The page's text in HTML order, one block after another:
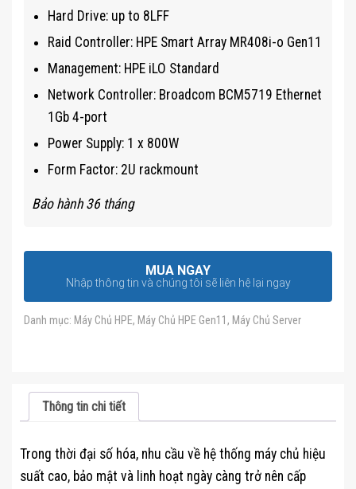
Hard Drive: up to 8LFF
Raid Controller: HPE Smart Array MR408i-o Gen11
Management: HPE iLO Standard
Network Controller: Broadcom BCM5719 Ethernet
1Gb 4-port
Power Supply: 1 x 800W
Form Factor: 2U rackmount
Bảo hành 36 tháng
MUA NGAY
Nhập thông tin và chúng tôi sẽ liên hệ lại ngay
Danh mục: Máy Chủ HPE, Máy Chủ HPE Gen11 , Máy Chủ Server
Thông tin chi tiết
Trong thời đại số hóa, nhu cầu về hệ thống máy chủ hiệu
suất cao, bảo mật và linh hoạt ngày càng trở nên cấp